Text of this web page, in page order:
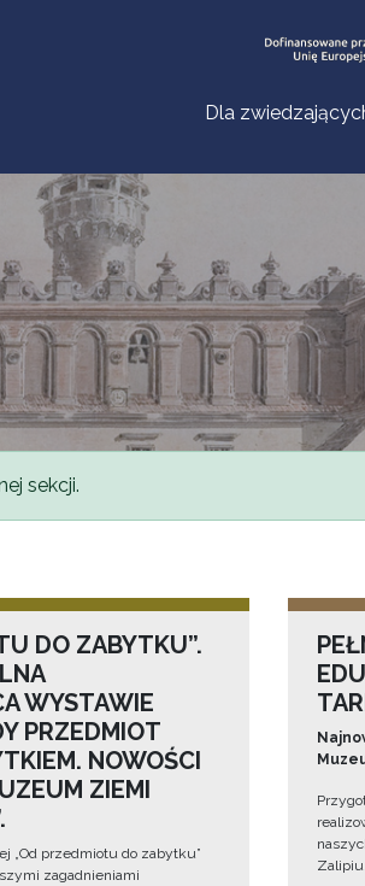
Dla
sekcji.
DO ZABYTKU”.
WYSTAWIE
PRZEDMIOT
NOWOŚCI
ZIEMI
„Od przedmiotu do zabytku”
zagadnieniami
Zalipiu.